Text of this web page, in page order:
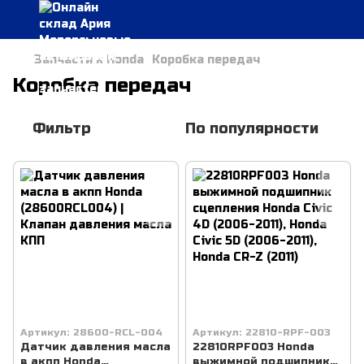
Запчасти к Honda Коробка передач
Коробка передач
Фильтр По популярности
Артикул: 28600-RCL-004
Датчик давления масла
Артикул: 22810-RPF-003
22810RPF003 Honda